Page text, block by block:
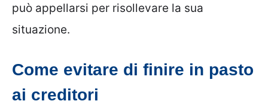
può appellarsi per risollevare la sua
situazione.
Come evitare di finire in pasto
ai creditori